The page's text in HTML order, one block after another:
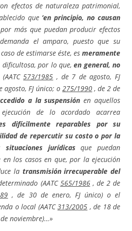
efectos de naturaleza patrimonial,
que ‘en principio, no causan
por más que puedan producir efectos
el amparo, puesto que su
de estimarse éste, es meramente
dificultosa, por lo que,en general, no
(AATC573/1985 , de 7 de agosto, FJ
agosto, FJ único; o 275/1990 , de 2 de
a la suspensión en aquellos
de lo acordado acarrea
difícilmente reparables por su
de repercutir su costo o por la
situaciones jurídicasque puedan
los casos en que, por la ejecución
la transmisión irrecuperable del
(AATC 565/1986, de 2 de
, de 30 de enero, FJ único) o el
o local (AATC313/2005 , de 18 de
noviembre)…»